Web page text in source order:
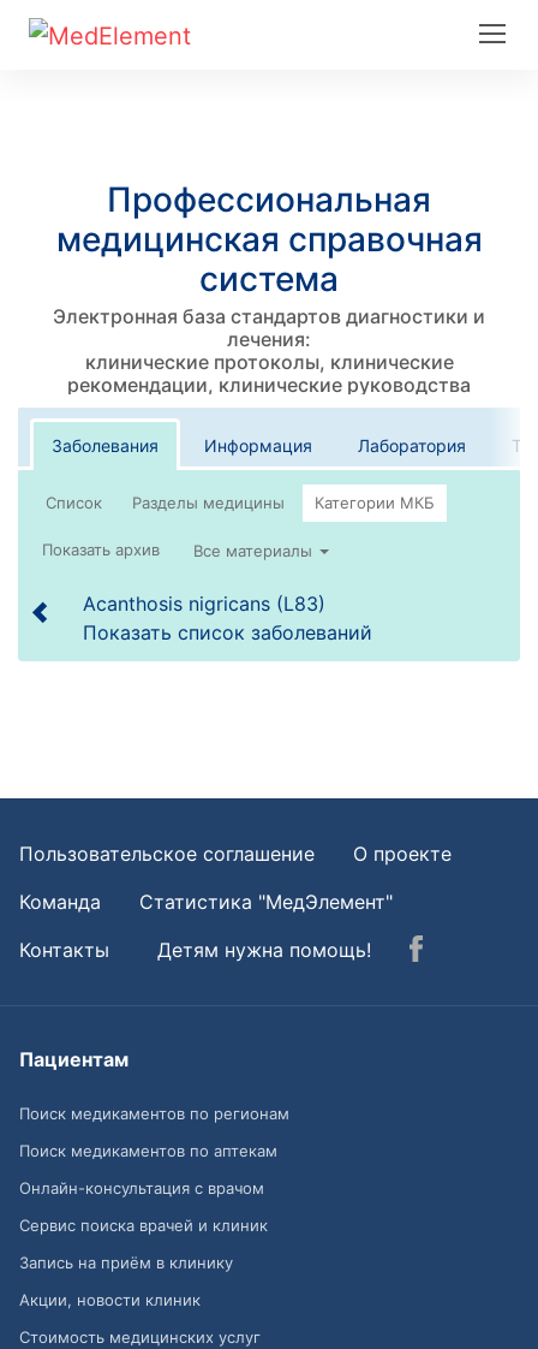
Профессиональная
медицинская справочная
система
Электронная база стандартов диагностики и
лечения:
клинические протоколы, клинические
рекомендации, клинические руководства
Заболевания Информация Лаборатория
Список
Все материалы
Acanthosis nigricans (L83)
Показать список заболеваний
Пользовательское соглашение
О проекте
Команда
Статистика "МедЭлемент"
Контакты
Детям нужна помощь!
Пациентам
Поиск медикаментов по регионам
Поиск медикаментов по аптекам
Онлайн-консультация с врачом
Сервис поиска врачей и клиник
Запись на приём в клинику
Акции, новости клиник
Стоимость медицинских услуг